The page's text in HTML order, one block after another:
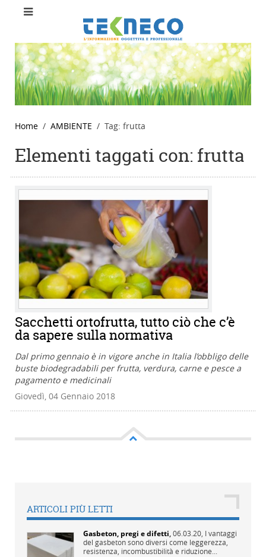
Home AMBIENTE Tag: frutta
Elementi taggati con: frutta
Sacchetti ortofrutta, tutto ciò che c’è
da sapere sulla normativa
Dal primo gennaio è in vigore anche in Italia l’obbligo delle
buste biodegradabili per frutta, verdura, carne e pesce a
pagamento e medicinali
Giovedì, 04 Gennaio 2018
ARTICOLI PIÙ LETTI
Gasbeton, pregi e difetti,06.03.20, I vantaggi
del gasbeton sono diversi come leggerezza,
resistenza, incombustibilità e riduzione...